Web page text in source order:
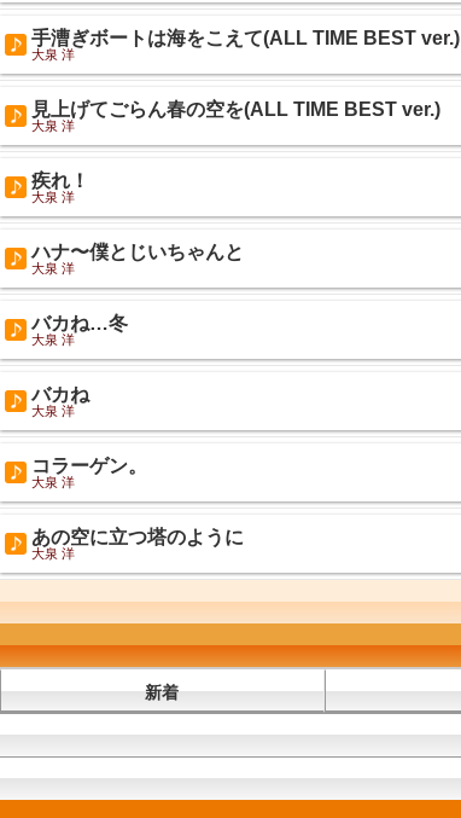
手漕ぎボートは海をこえて(ALL TIME BEST ver.)
大泉 洋
見上げてごらん春の空を(ALL TIME BEST ver.)
大泉 洋
疾れ！
大泉 洋
ハナ〜僕とじいちゃんと
大泉 洋
バカね…冬
大泉 洋
バカね
大泉 洋
コラーゲン。
大泉 洋
あの空に立つ塔のように
大泉 洋
新着